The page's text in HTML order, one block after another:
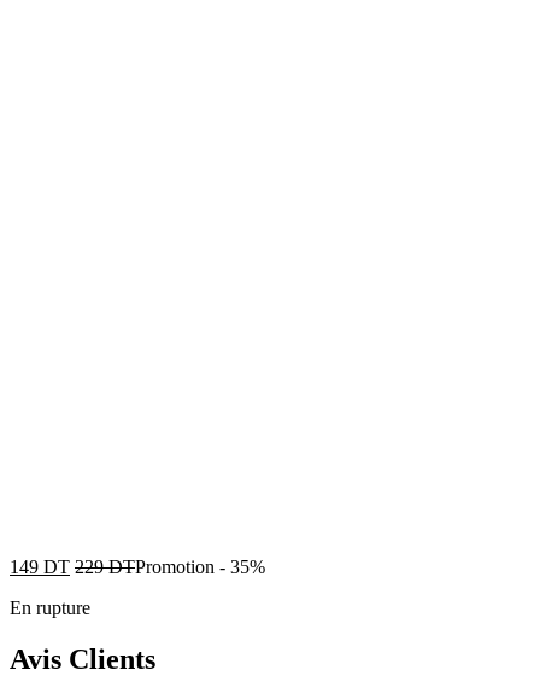
149 DT 229DTPromotion - 35%
En rupture
Avis Clients